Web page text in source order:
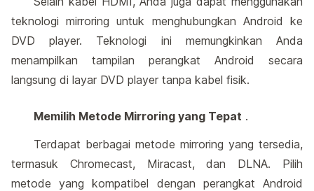
teknologi mirroring untuk menghubungkan Android ke
DVD player. Teknologi ini memungkinkan Anda
menampilkan tampilan perangkat Android secara
langsung di layar DVD player tanpa kabel fisik.
Memilih Metode Mirroring yang Tepat .
Terdapat berbagai metode mirroring yang tersedia,
termasuk Chromecast, Miracast, dan DLNA. Pilih
metode yang kompatibel dengan perangkat Android